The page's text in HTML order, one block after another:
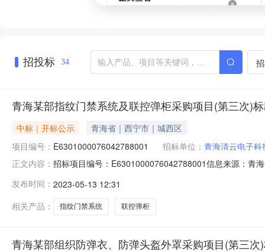
招投标 34
青海某部指纹门禁系统及联控弹柜采购项目(第三次)
中标｜开标公示
青海省｜西宁市｜城西区
项目编号： E6301000076042788001 招标单位： 青海清云电子科
正文内容： 招标项目编号：E6301000076042788001信息来源：青
海清云电子科技有限公司;项目负责人:;报价:2859980.00
发布时间： 2023-05-13 12:31
相关产品：
指纹门禁系统 联控弹柜
青海某部组织防弹衣、防弹头盔外罩采购项目(第三次